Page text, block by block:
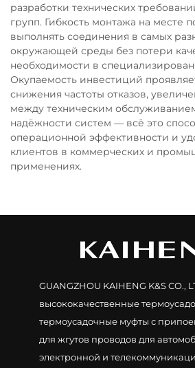
разработки технических
групп. Гибкость монтажа на месте
выполнять соединения в самых
окружающей среды без потери
необходимости в
Окупаемость инвестиций
снижения частоты отказов,
между техническим
надёжности систем — всё это
операционной эффективности и
клиентов в коммерческих и
применениях.
GUANGZHOU KAIHENG K&S CO.,
высококачественные
термоусадочные муфты с
для жгутов проводов для
электронной и